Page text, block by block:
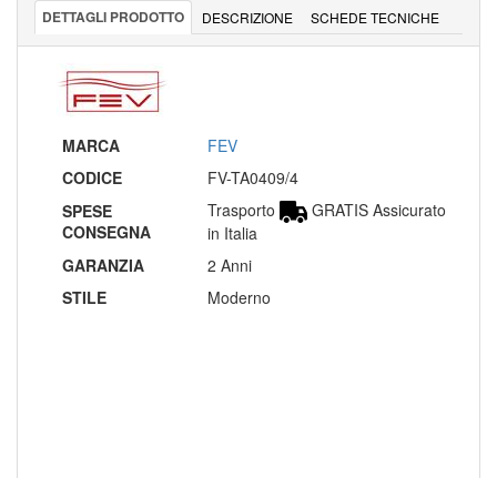
DETTAGLI PRODOTTO DESCRIZIONE SCHEDE TECNICHE
MARCA
FEV
CODICE
FV-TA0409/4
SPESE
CONSEGNA
Trasporto
GRATIS Assicurato
in Italia
GARANZIA
2 Anni
STILE
Moderno